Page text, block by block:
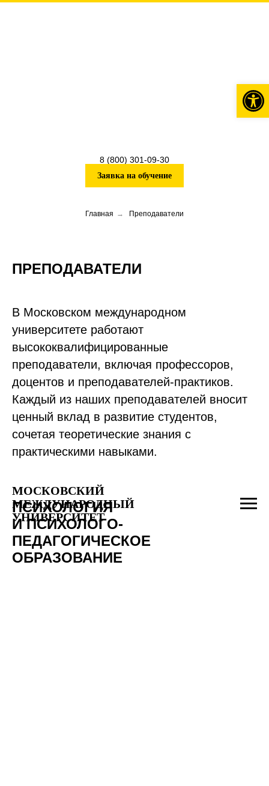
МОСКОВСКИЙ
МЕЖДУНАРОДНЫЙ
УНИВЕРСИТЕТ
8 (800) 301-09-30
Заявка на обучение
Главная → Преподаватели
ПРЕПОДАВАТЕЛИ
В Московском международном
университете работают
высококвалифицированные
преподаватели, включая профессоров,
доцентов и преподавателей-практиков.
Каждый из наших преподавателей вносит
ценный вклад в развитие студентов,
сочетая теоретические знания с
практическими навыками.
ПСИХОЛОГИЯ
И ПСИХОЛОГО-
ПЕДАГОГИЧЕСКОЕ
ОБРАЗОВАНИЕ